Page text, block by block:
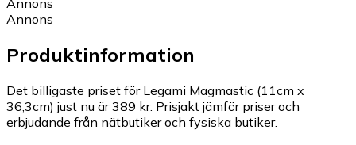
Annons
Annons
Produktinformation
Det billigaste priset för Legami Magmastic (11cm x
36,3cm) just nu är 389 kr. Prisjakt jämför priser och
erbjudande från nätbutiker och fysiska butiker.